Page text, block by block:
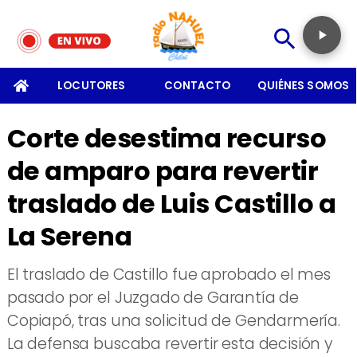
LOCUTORES CONTACTO QUIÉNES SOMOS
Corte desestima recurso
de amparo para revertir
traslado de Luis Castillo a
La Serena
​​El traslado de Castillo fue aprobado el mes
pasado por el Juzgado de Garantía de
Copiapó, tras una solicitud de Gendarmería.
La defensa buscaba revertir esta decisión y